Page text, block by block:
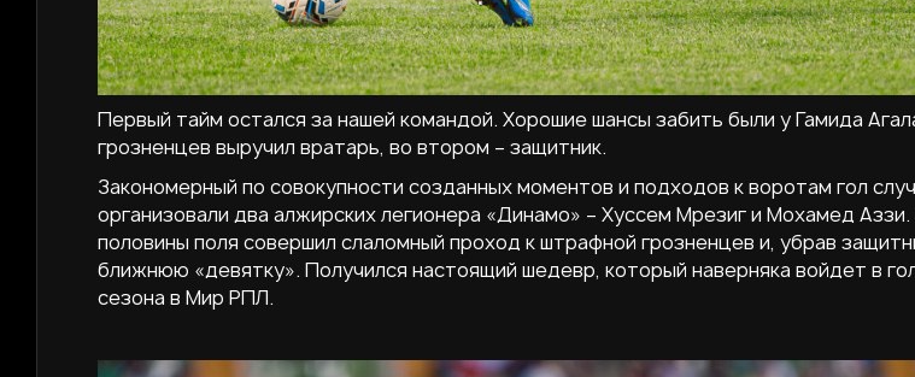
Первый тайм остался за нашей командой. Хорошие шансы забить были у Гамида
грозненцев выручил вратарь, во втором – защитник.
Закономерный по совокупности созданных моментов и подходов к воротам гол
организовали два алжирских легионера «Динамо» – Хуссем Мрезиг и Мохамед
половины поля совершил слаломный проход к штрафной грозненцев и, убрав
ближнюю «девятку». Получился настоящий шедевр, который наверняка войдет в
сезона в Мир РПЛ.